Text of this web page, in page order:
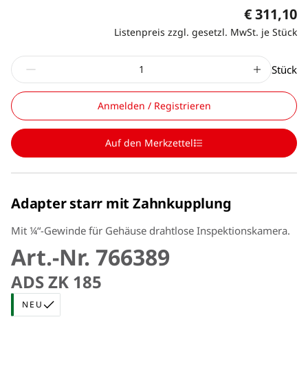
€ 311,10
Listenpreis zzgl. gesetzl. MwSt. je Stück
Stück
Anmelden / Registrieren
Auf den Merkzettel
Adapter starr mit Zahnkupplung
Mit ¼“-Gewinde für Gehäuse drahtlose Inspektionskamera.
Art.-Nr. 766389
ADS ZK 185
NEU